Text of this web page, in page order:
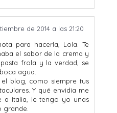
de 2014 a las 21:20
para hacerla, Lola. Te
el sabor de la crema y
frola y la verdad, se
agua.
blog, como siempre tus
Y qué envidia me
a Italia, le tengo yo unas
grande.